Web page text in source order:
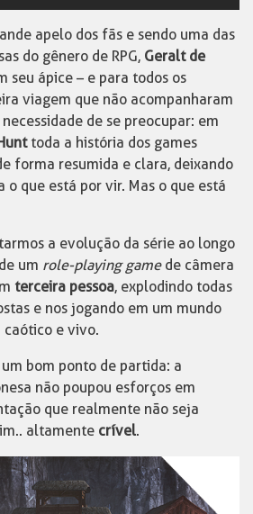
apelo dos fãs e sendo uma das
do gênero de RPG, Geralt de
seu ápice – e para todos os
viagem que não acompanharam
de se preocupar: em
toda a história dos games
forma resumida e clara, deixando
o que está por vir. Mas o que está
a evolução da série ao longo
um role-playing gamede câmera
terceira pessoa, explodindo todas
e nos jogando em um mundo
caótico e vivo.
bom ponto de partida: a
não poupou esforços em
que realmente não seja
altamente crível.